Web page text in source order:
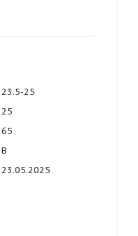
23.5-25
25
65
В
23.05.2025